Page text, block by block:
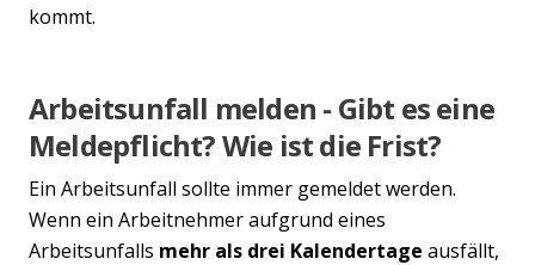
kommt.
Arbeitsunfall melden - Gibt es eine
Meldepflicht? Wie ist die Frist?
Ein Arbeitsunfall sollte immer gemeldet werden.
Wenn ein Arbeitnehmer aufgrund eines
Arbeitsunfalls mehr als drei Kalendertage ausfällt,